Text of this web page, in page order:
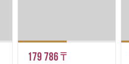
179 786 ₸